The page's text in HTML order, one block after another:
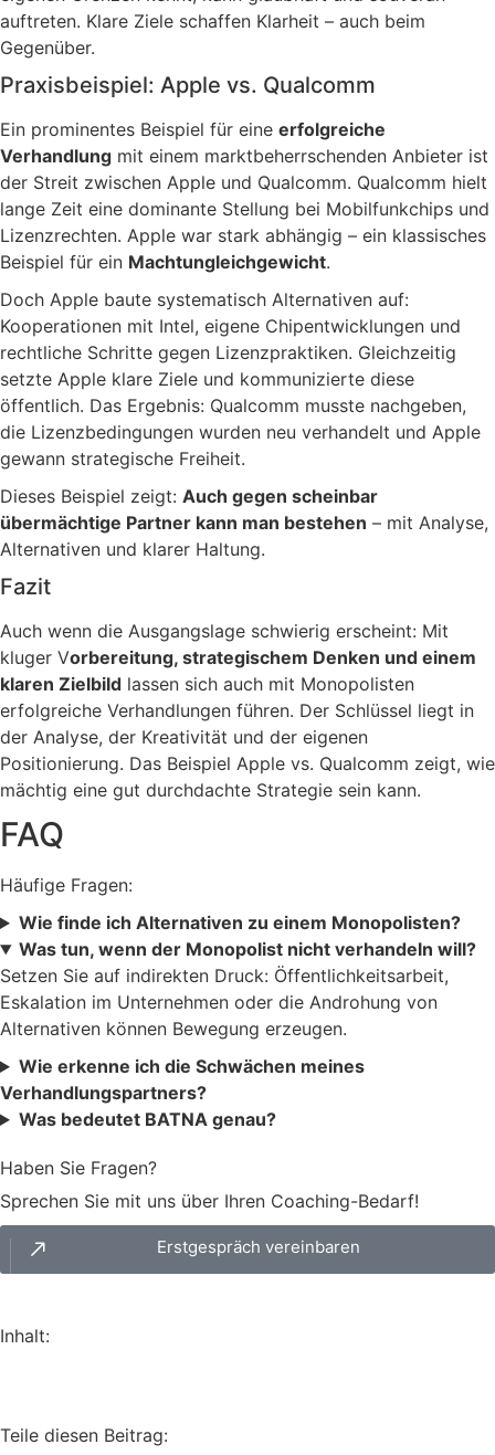
auftreten. Klare Ziele schaffen Klarheit – auch beim
Gegenüber.
Praxisbeispiel: Apple vs. Qualcomm
Ein prominentes Beispiel für eine erfolgreiche
Verhandlung mit einem marktbeherrschenden Anbieter ist
der Streit zwischen Apple und Qualcomm. Qualcomm hielt
lange Zeit eine dominante Stellung bei Mobilfunkchips und
Lizenzrechten. Apple war stark abhängig – ein klassisches
Beispiel für ein Machtungleichgewicht.
Doch Apple baute systematisch Alternativen auf:
Kooperationen mit Intel, eigene Chipentwicklungen und
rechtliche Schritte gegen Lizenzpraktiken. Gleichzeitig
setzte Apple klare Ziele und kommunizierte diese
öffentlich. Das Ergebnis: Qualcomm musste nachgeben,
die Lizenzbedingungen wurden neu verhandelt und Apple
gewann strategische Freiheit.
Dieses Beispiel zeigt: Auch gegen scheinbar
übermächtige Partner kann man bestehen – mit Analyse,
Alternativen und klarer Haltung.
Fazit
Auch wenn die Ausgangslage schwierig erscheint: Mit
kluger Vorbereitung, strategischem Denken und einem
klaren Zielbild lassen sich auch mit Monopolisten
erfolgreiche Verhandlungen führen. Der Schlüssel liegt in
der Analyse, der Kreativität und der eigenen
Positionierung. Das Beispiel Apple vs. Qualcomm zeigt, wie
mächtig eine gut durchdachte Strategie sein kann.
FAQ
Häufige Fragen:
Wie finde ich Alternativen zu einem Monopolisten?
Was tun, wenn der Monopolist nicht verhandeln will?
Setzen Sie auf indirekten Druck: Öffentlichkeitsarbeit,
Eskalation im Unternehmen oder die Androhung von
Alternativen können Bewegung erzeugen.
Wie erkenne ich die Schwächen meines
Verhandlungspartners?
Was bedeutet BATNA genau?
Haben Sie Fragen?
Sprechen Sie mit uns über Ihren Coaching-Bedarf!
Erstgespräch vereinbaren
Inhalt:
Teile diesen Beitrag: